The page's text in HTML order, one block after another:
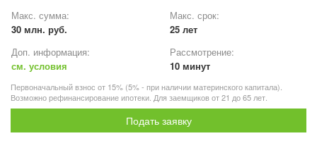
Макс. сумма:
30 млн. руб.
Макс. срок:
25 лет
Доп. информация:
см. условия
Рассмотрение:
10 минут
Первоначальный взнос от 15% (5% - при наличии материнского капитала).
Возможно рефинансирование ипотеки. Для заемщиков от 21 до 65 лет.
Подать заявку